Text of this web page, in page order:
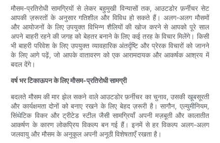
मौसम-प्रतिरोधी सामग्रियों से लेकर बहुमुखी विन्यासों तक, आउटडोर फ़र्नीचर सेट
आपकी ज़रूरतों के अनुसार गतिशील और विविध हो सकते हैं। अलग-अलग मौसमों
और आयोजनों के लिए उपयुक्त विभिन्न शैलियों की खोज करने से आपको पूरे साल
अपने बाहरी रहने की जगह को बेहतर बनाने के लिए कई तरह के विचार मिलेंगे। किसी
भी बाहरी परिवेश के लिए उपयुक्त व्यावहारिक अंतर्दृष्टि और प्रेरक विचारों को जानने
के लिए आगे पढ़ें, जो आपके वातावरण को एक आरामदायक और आकर्षक आश्रय में
बदल देंगे।
वर्ष भर टिकाऊपन के लिए मौसम-प्रतिरोधी सामग्री
बदलते मौसम की मार झेल सकने वाले आउटडोर फ़र्नीचर का चुनाव, उसकी खूबसूरती
और कार्यक्षमता दोनों को बनाए रखने के लिए बेहद ज़रूरी है। सागौन, एल्युमीनियम,
सिंथेटिक विकर और ट्रीटेड स्टील जैसी सामग्रियाँ अपनी मज़बूती और कालातीत
आकर्षण के कारण लोकप्रिय विकल्प बन गई हैं। इनमें से हर विकल्प अलग-अलग
जलवायु और मौसम के अनुकूल अपनी अनूठी विशेषताएँ रखता है।